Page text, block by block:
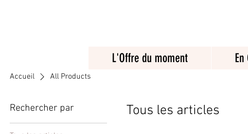
L'Offre du moment
Accueil All Products
Rechercher par Tous les articles